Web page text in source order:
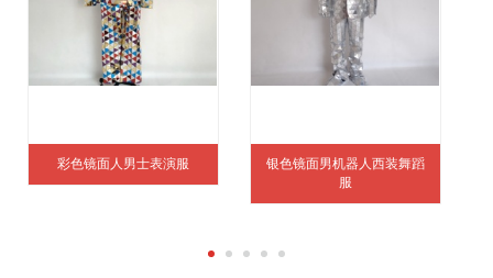
彩色镜面人男士表演服
银色镜面男机器人西装舞蹈
服